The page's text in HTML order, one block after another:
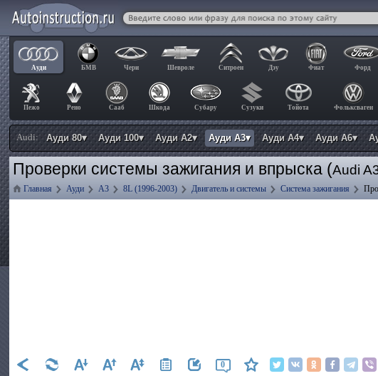
Ауди БМВ Чери Шевроле Ситроен Дэу Фиат Форд
Пежо Рено Сааб Шкода Субару Сузуки Тойота Фольксваген
Audi: Ауди 80▾ Ауди 100▾ Ауди А2▾ Ауди А3▾ Ауди А4▾ Ауди А6▾
Проверки системы зажигания и впрыска (Audi
Главная Ауди А3 8L (1996-2003) Двигатель и системы Система зажигания
0